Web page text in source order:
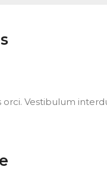
orci. Vestibulum